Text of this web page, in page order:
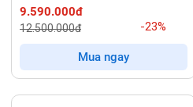
9.590.000đ
12.500.000đ -23%
Mua ngay